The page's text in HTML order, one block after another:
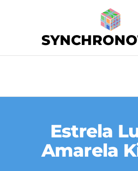
Estrela
Amarela